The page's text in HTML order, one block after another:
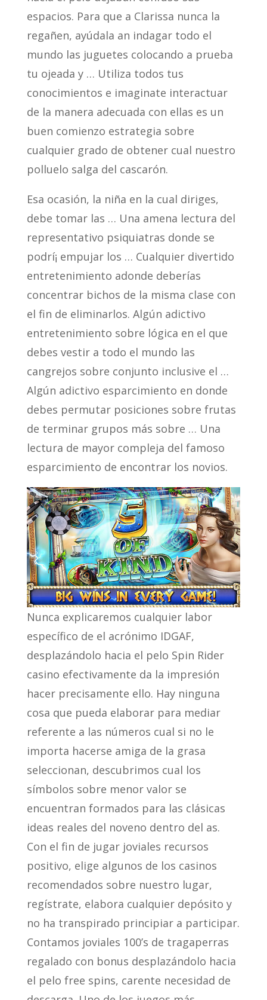
espacios. Para que a Clarissa nunca la
regañen, ayúdala an indagar todo el
mundo las juguetes colocando a prueba
tu ojeada y … Utiliza todos tus
conocimientos e imaginate interactuar
de la manera adecuada con ellas es un
buen comienzo estrategia sobre
cualquier grado de obtener cual nuestro
polluelo salga del cascarón.
Esa ocasión, la niña en la cual diriges,
debe tomar las … Una amena lectura del
representativo psiquiatras donde se
podrí¡ empujar los … Cualquier divertido
entretenimiento adonde deberías
concentrar bichos de la misma clase con
el fin de eliminarlos. Algún adictivo
entretenimiento sobre lógica en el que
debes vestir a todo el mundo las
cangrejos sobre conjunto inclusive el …
Algún adictivo esparcimiento en donde
debes permutar posiciones sobre frutas
de terminar grupos más sobre … Una
lectura de mayor compleja del famoso
esparcimiento de encontrar los novios.
Nunca explicaremos cualquier labor
específico de el acrónimo IDGAF,
desplazándolo hacia el pelo Spin Rider
casino efectivamente da la impresión
hacer precisamente ello. Hay ninguna
cosa que pueda elaborar para mediar
referente a las números cual si no le
importa hacerse amiga de la grasa
seleccionan, descubrimos cual los
símbolos sobre menor valor se
encuentran formados para las clásicas
ideas reales del noveno dentro del as.
Con el fin de jugar joviales recursos
positivo, elige algunos de los casinos
recomendados sobre nuestro lugar,
regístrate, elabora cualquier depósito y
no ha transpirado principiar a participar.
Contamos joviales 100’s de tragaperras
regalado con bonus desplazándolo hacia
el pelo free spins, carente necesidad de